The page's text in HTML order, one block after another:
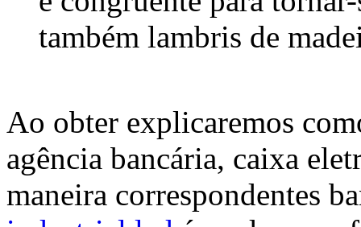
também lambris de
Ao obter explicaremos
agência bancária, caixa
maneira correspondentes